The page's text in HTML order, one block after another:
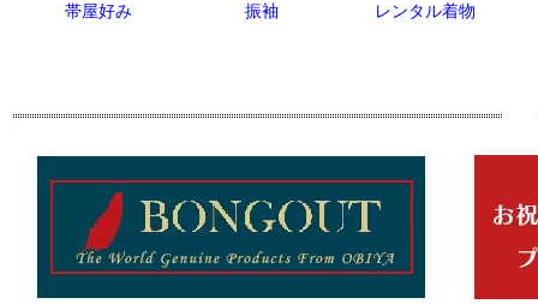
帯屋好み 振袖 レンタル着物